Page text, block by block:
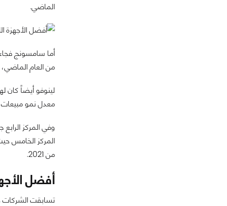
الماضي.
من العام الماضي، وسيطرت
معدل نمو مبيعات لينوفو إلى 64.5% مقارنة
من 2021.
أفضل
تسابقت الشركات